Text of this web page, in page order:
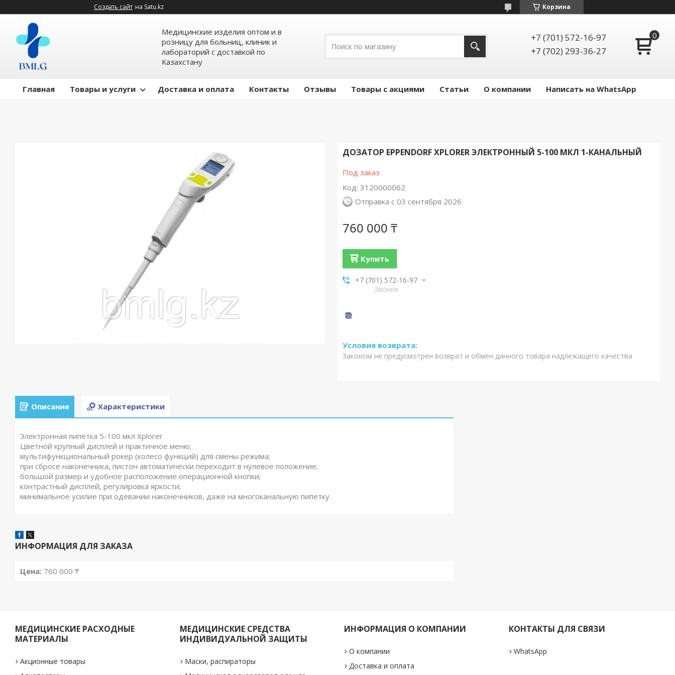
Создать сайт на Satu.kz Корзина
Медицинские изделия оптом и в
розницу для больниц, клиник и
лабораторий с доставкой по
Казахстану
+7 (701) 572-16-97
+7 (702) 293-36-27
Главная Товары и услуги Доставка и оплата Контакты Отзывы Товары с акциями Статьи О компании Написать на WhatsApp
ДОЗАТОР EPPENDORF XPLORER ЭЛЕКТРОННЫЙ 5-100 МКЛ 1-КАНАЛЬНЫЙ
Под заказ
Код: 3120000062
Отправка с 03 сентября 2026
760 000 ₸
Купить
+7 (701) 572-16-97
Звонки
Законом не предусмотрен возврат и обмен данного товара надлежащего качества
Описание Характеристики
Электронная пипетка 5-100 мкл Xplorer
Цветной крупный дисплей и практичное меню;
мультифункциональный рокер (колесо функций) для смены режима;
при сбросе наконечника, пистон автоматически переходит в нулевое положение;
большой размер и удобное расположение операционной кнопки;
контрастный дисплей, регулировка яркости;
минимальное усилие при одевании наконечников, даже на многоканальную пипетку.
ИНФОРМАЦИЯ ДЛЯ ЗАКАЗА
Цена: 760 000 ₸
МЕДИЦИНСКИЕ РАСХОДНЫЕ
МАТЕРИАЛЫ
Акционные товары
МЕДИЦИНСКИЕ СРЕДСТВА
ИНДИВИДУАЛЬНОЙ ЗАЩИТЫ
Маски, распираторы
ИНФОРМАЦИЯ О КОМПАНИИ
О компании
Доставка и оплата
КОНТАКТЫ ДЛЯ СВЯЗИ
WhatsApp